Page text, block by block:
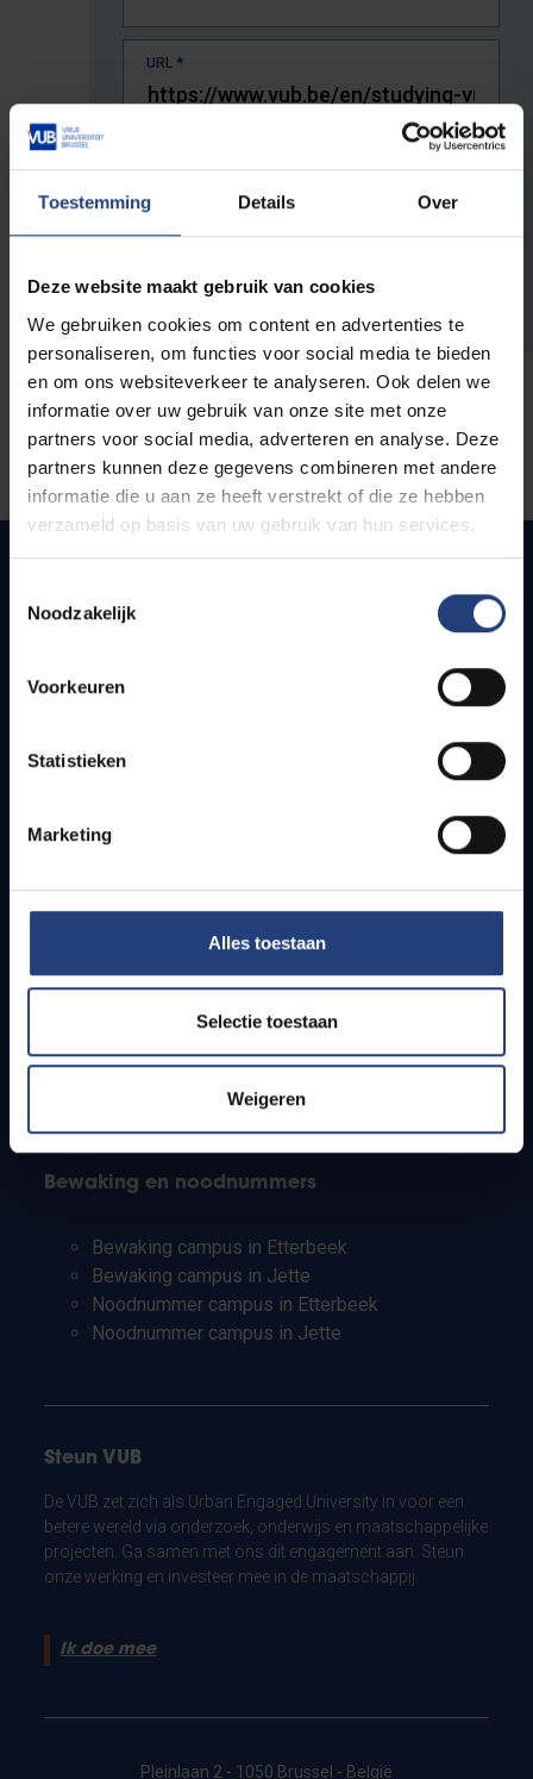
Toestemming Details Over
Deze website maakt gebruik van cookies
We gebruiken cookies om content en advertenties te
personaliseren, om functies voor social media te bieden
en om ons websiteverkeer te analyseren. Ook delen we
informatie over uw gebruik van onze site met onze
partners voor social media, adverteren en analyse. Deze
partners kunnen deze gegevens combineren met andere
informatie die u aan ze heeft verstrekt of die ze hebben
verzameld op basis van uw gebruik van hun services.
Noodzakelijk
Voorkeuren
Statistieken
Marketing
Alles toestaan
Selectie toestaan
Weigeren
URL *
De volledige URL van de pagina waar je de fout zag.
Snel naar
Bereikbaarheid
Studenten
PhD-studenten
Leerkrachten en secundaire scholen
Bewaking en noodnummers
Bewaking campus in Etterbeek
Bewaking campus in Jette
Noodnummer campus in Etterbeek
Noodnummer campus in Jette
Steun VUB
De VUB zet zich als Urban Engaged University in voor een
betere wereld via onderzoek, onderwijs en maatschappelijke
projecten. Ga samen met ons dit engagement aan. Steun
onze werking en investeer mee in de maatschappij.
Ik doe mee
Pleinlaan 2 - 1050 Brussel - België